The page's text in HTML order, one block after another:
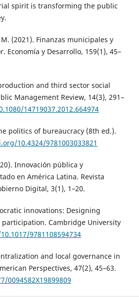
spirit is transforming the public
(2021). Finanzas municipales y
Economía y Desarrollo, 159(1), 45–
and third sector social
Management Review, 14(3), 291–
14719037.2012.664974
politics of bureaucracy (8th ed.).
10.4324/9781003033821
Innovación pública y
en América Latina. Revista
Digital, 3(1), 1–20.
innovations: Designing
Cambridge University
9781108594734
and local governance in
Perspectives, 47(2), 45–63.
0094582X19899809